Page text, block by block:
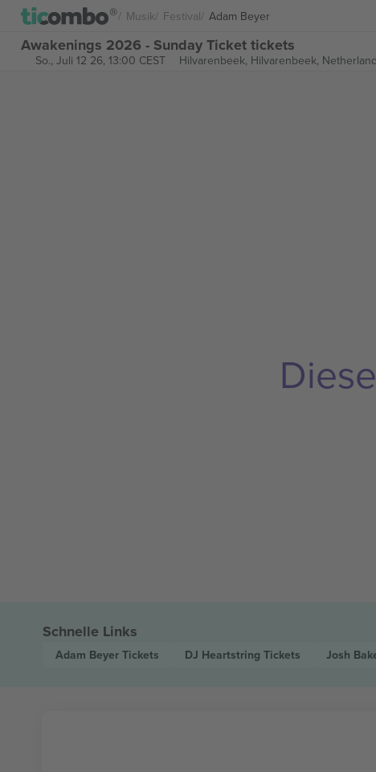
Musik Festival Adam Beyer
Awakenings 2026 - Sunday Ticket tickets
So., Juli 12 26, 13:00 CEST Hilvarenbeek, Hilvarenbeek,
Schnelle Links
Adam Beyer Tickets DJ Heartstring Tickets Josh